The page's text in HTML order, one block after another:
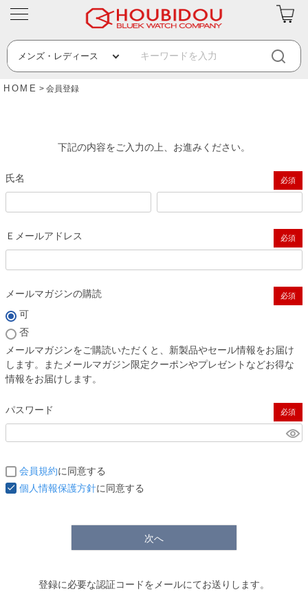
HOME 会員登録
下記の内容をご入力の上、お進みください。
氏名
Ｅメールアドレス
メールマガジンの購読
可
否
メールマガジンをご購読いただくと、新製品やセール情報をお届け
します。またメールマガジン限定クーポンやプレゼントなどお得な
情報をお届けします。
パスワード
(必須)
会員規約に同意する
個人情報保護方針に同意する
次へ
登録に必要な認証コードをメールにてお送りします。